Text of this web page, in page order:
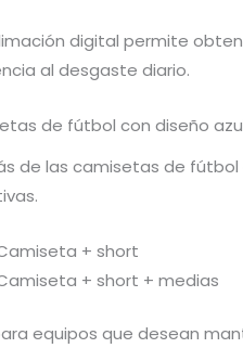
digital permite
al desgaste diario.
de fútbol con diseño
de las camisetas de
+ short
+ short + medias
equipos que desean